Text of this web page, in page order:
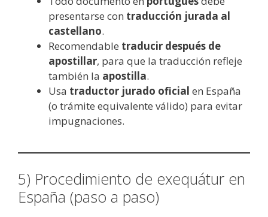
presentarse con traducción jurada al
castellano.
Recomendable traducir después de
apostillar, para que la traducción refleje
también la apostilla.
Usa traductor jurado oficial en España
(o trámite equivalente válido) para evitar
impugnaciones.
5) Procedimiento de exequátur en
España (paso a paso)